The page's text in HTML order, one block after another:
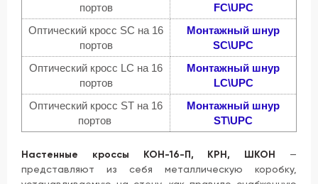
портов
FC\UPC
Оптический кросс SC на 16
портов
Монтажный шнур
SC\UPC
Оптический кросс LC на 16
портов
Монтажный шнур
LC\UPC
Оптический кросс ST на 16
портов
Монтажный шнур
ST\UPC
Настенные кроссы КОН-16-П, КРН, ШКОН
—
представляют из себя металлическую коробку,